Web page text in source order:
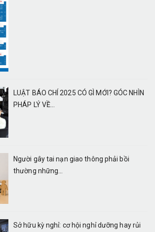
LUẬT BÁO CHÍ 2025 CÓ GÌ MỚI? GÓC NHÌN
PHÁP LÝ VỀ...
Người gây tai nạn giao thông phải bồi
thường những...
Sở hữu kỳ nghỉ: cơ hội nghỉ dưỡng hay rủi